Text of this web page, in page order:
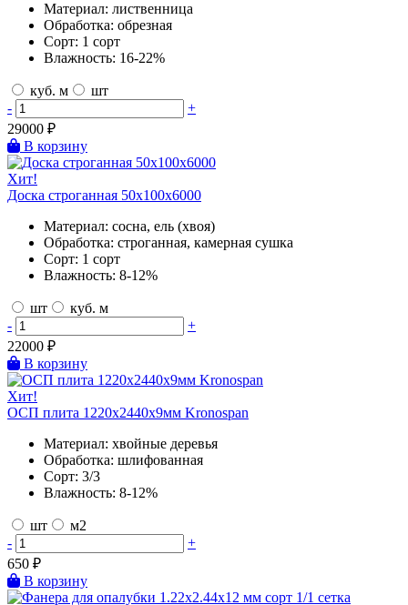
Материал: лиственница
Обработка: обрезная
Сорт: 1 сорт
Влажность: 16-22%
куб. м
шт
-
+
29000 ₽
В корзину
Хит!
Доска строганная 50х100х6000
Материал: сосна, ель (хвоя)
Обработка: строганная, камерная сушка
Сорт: 1 сорт
Влажность: 8-12%
шт
куб. м
-
+
22000 ₽
В корзину
Хит!
ОСП плита 1220х2440х9мм Kronospan
Материал: хвойные деревья
Обработка: шлифованная
Сорт: 3/3
Влажность: 8-12%
шт
м2
-
+
650 ₽
В корзину